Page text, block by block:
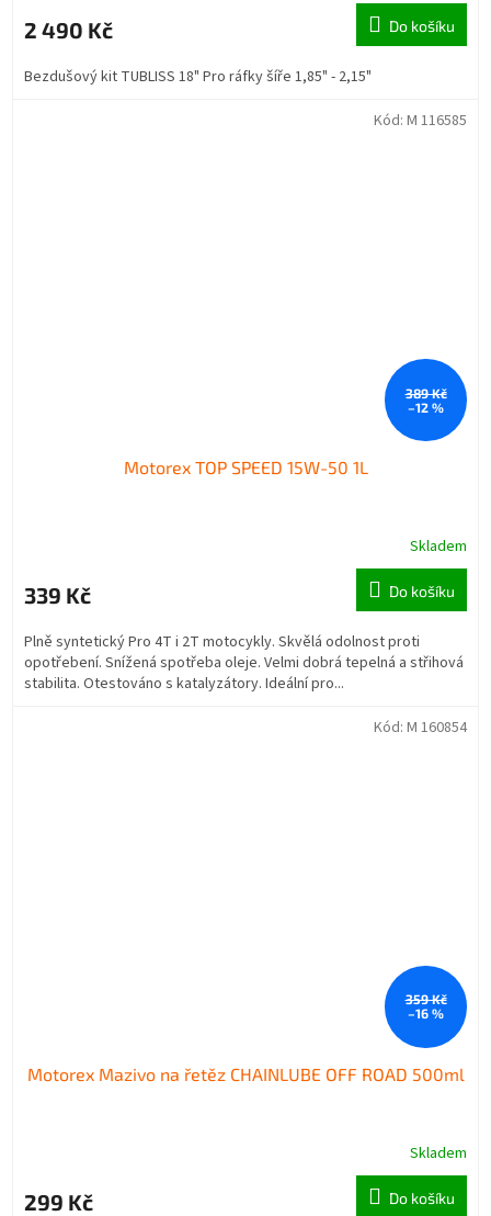
2 490 Kč Do košíku
Bezdušový kit TUBLISS 18" Pro ráfky šíře 1,85" - 2,15"
389 Kč
–12 %
Motorex TOP SPEED 15W-50 1L
Skladem
339 Kč Do košíku
Plně syntetický Pro 4T i 2T motocykly. Skvělá odolnost proti
opotřebení. Snížená spotřeba oleje. Velmi dobrá tepelná a střihová
stabilita. Otestováno s katalyzátory. Ideální pro...
Kód: M 116585
359 Kč
–16 %
Motorex Mazivo na řetěz CHAINLUBE OFF ROAD 500ml
Skladem
299 Kč Do košíku
Kód: M 160854